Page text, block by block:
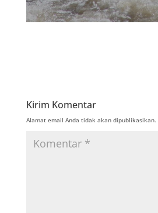
Kirim Komentar
Alamat email Anda tidak akan dipublikasikan.